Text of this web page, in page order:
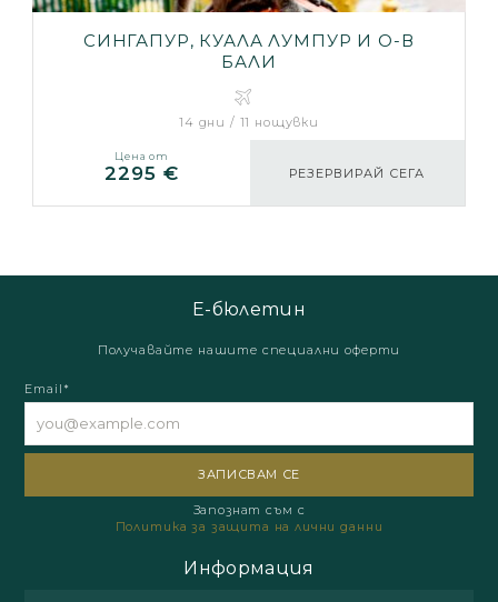
СИНГАПУР, КУАЛА ЛУМПУР И О-В
БАЛИ
14 дни / 11 нощувки
Цена от
2295 € РЕЗЕРВИРАЙ СЕГА
Е-бюлетин
Получавайте нашите специални оферти
Email*
Запознат съм с
Политика за защита на лични данни
Информация